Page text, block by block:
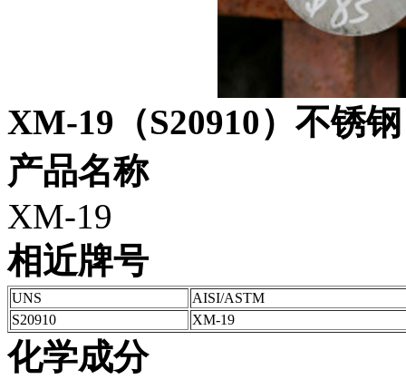
XM-19（S20910）不锈钢
产品名称
XM-19
相近牌号
UNS
AISI/ASTM
S20910
XM-19
化学成分